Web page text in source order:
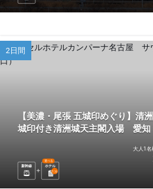
2日間
【美濃・尾張 五城印めぐり】清
城印付き清洲城天主閣入場 愛知
新幹線 ホテル
選べる
1 泊
大人1名